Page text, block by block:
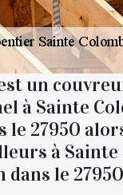
un
à Sainte
le 27950
à Sainte
dans le